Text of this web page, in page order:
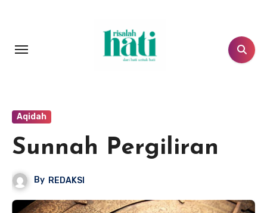
Aqidah
Sunnah Pergiliran
By REDAKSI